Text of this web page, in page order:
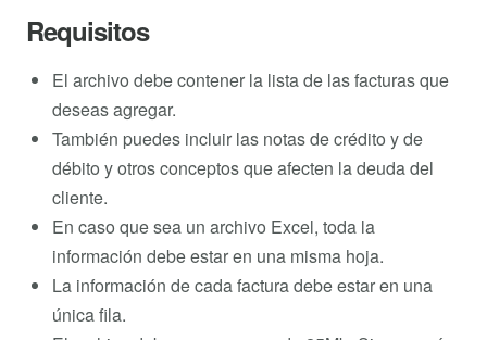
Requisitos
El archivo debe contener la lista de las facturas que
deseas agregar.
También puedes incluir las notas de crédito y de
débito y otros conceptos que afecten la deuda del
cliente.
En caso que sea un archivo Excel, toda la
información debe estar en una misma hoja.
La información de cada factura debe estar en una
única fila.